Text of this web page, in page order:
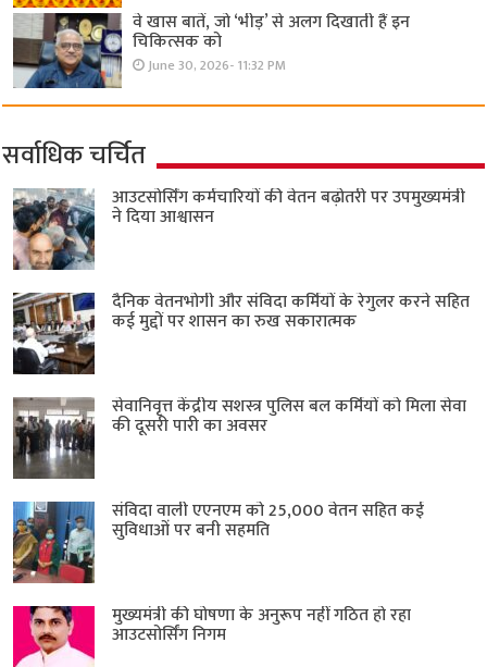
वे खास बातें, जो ‘भीड़’ से अलग दिखाती हैं इन
चिकित्सक को
June 30, 2026- 11:32 PM
सर्वाधिक चर्चित
आउटसोर्सिंग कर्मचारियों की वेतन बढ़ोतरी पर उपमुख्यमंत्री
ने दिया आश्वासन
दैनिक वेतनभोगी और संविदा कर्मियों के रेगुलर करने सहित
कई मुद्दों पर शासन का रुख सकारात्मक
सेवानिवृत्त केंद्रीय सशस्त्र पुलिस बल ​कर्मियों को मिला सेवा
की दूसरी पारी का अवसर
संविदा वाली एएनएम को 25,000 वेतन सहित कई
सुविधाओं पर बनी सहमति
मुख्यमंत्री की घोषणा के अनुरूप नहीं गठित हो रहा
आउटसोर्सिंग निगम